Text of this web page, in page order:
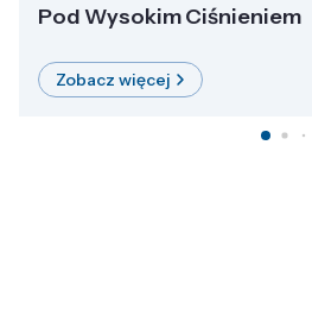
Pod Wysokim Ciśnieniem
Zobacz więcej